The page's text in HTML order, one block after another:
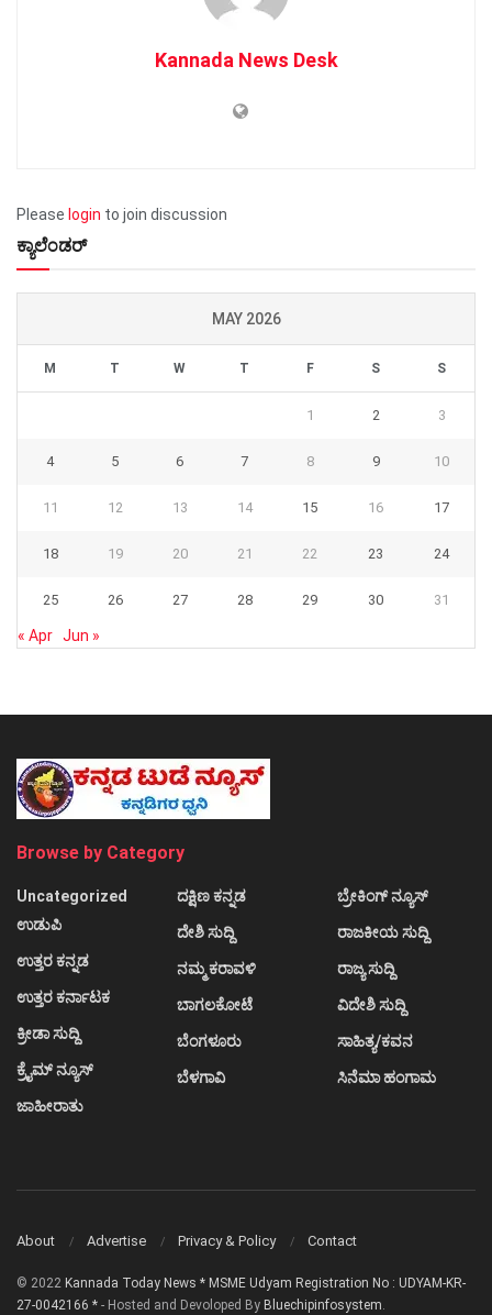
Kannada News Desk
Please login to join discussion
ಕ್ಯಾಲೆಂಡರ್
MAY 2026
M T W T F S S
1 2 3
4 5 6 7 8 9 10
11 12 13 14 15 16 17
18 19 20 21 22 23 24
25 26 27 28 29 30 31
« Apr Jun »
Browse by Category
Uncategorized
ಉಡುಪಿ
ಉತ್ತರ ಕನ್ನಡ
ಉತ್ತರ ಕರ್ನಾಟಕ
ಕ್ರೀಡಾ ಸುದ್ದಿ
ಕ್ರೈಮ್ ನ್ಯೂಸ್
ಜಾಹೀರಾತು
ದಕ್ಷಿಣ ಕನ್ನಡ
ದೇಶಿ ಸುದ್ದಿ
ನಮ್ಮ ಕರಾವಳಿ
ಬಾಗಲಕೋಟೆ
ಬೆಂಗಳೂರು
ಬೆಳಗಾವಿ
ಬ್ರೇಕಿಂಗ್ ನ್ಯೂಸ್
ರಾಜಕೀಯ ಸುದ್ದಿ
ರಾಜ್ಯ ಸುದ್ದಿ
ವಿದೇಶಿ ಸುದ್ದಿ
ಸಾಹಿತ್ಯ/ಕವನ
ಸಿನೆಮಾ ಹಂಗಾಮ
About Advertise Privacy & Policy Contact
© 2022 Kannada Today News * MSME Udyam Registration No : UDYAM-KR-
27-0042166 * - Hosted and Devoloped By Bluechipinfosystem